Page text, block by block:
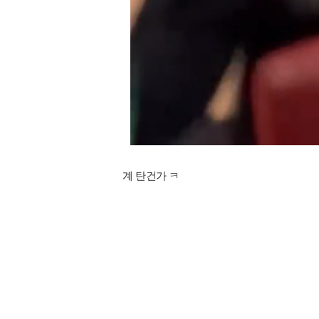
계 탄건가 ㅋ